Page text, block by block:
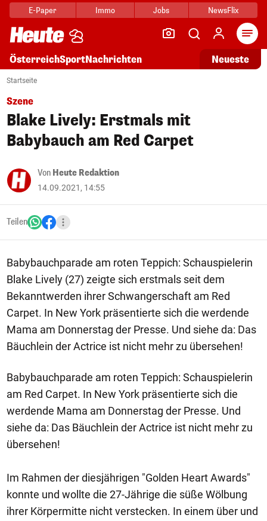
E-Paper Immo Jobs NewsFlix
ÖsterreichSportNachrichten Neueste
Startseite
Szene
Blake Lively: Erstmals mit
Babybauch am Red Carpet
Von Heute Redaktion
14.09.2021, 14:55
Teilen
Babybauchparade am roten Teppich: Schauspielerin
Blake Lively (27) zeigte sich erstmals seit dem
Bekanntwerden ihrer Schwangerschaft am Red
Carpet. In New York präsentierte sich die werdende
Mama am Donnerstag der Presse. Und siehe da: Das
Bäuchlein der Actrice ist nicht mehr zu übersehen!
Babybauchparade am roten Teppich: Schauspielerin
am Red Carpet. In New York präsentierte sich die
werdende Mama am Donnerstag der Presse. Und
siehe da: Das Bäuchlein der Actrice ist nicht mehr zu
übersehen!
Im Rahmen der diesjährigen "Golden Heart Awards"
konnte und wollte die 27-Jährige die süße Wölbung
ihrer Körpermitte nicht verstecken. In einem über und